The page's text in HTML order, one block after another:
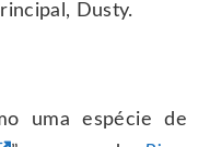
Dusty.
uma espécie de